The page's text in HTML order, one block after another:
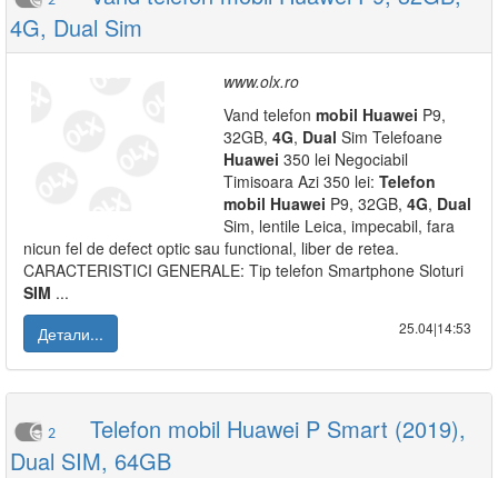
4G, Dual Sim
www.olx.ro
Vand telefon mobil Huawei P9,
32GB, 4G, Dual Sim Telefoane
Huawei 350 lei Negociabil
Timisoara Azi 350 lei: Telefon
mobil Huawei P9, 32GB, 4G, Dual
Sim, lentile Leica, impecabil, fara
nicun fel de defect optic sau functional, liber de retea.
CARACTERISTICI GENERALE: Tip telefon Smartphone Sloturi
SIM ...
Детали...
25.04|14:53
2
Telefon mobil Huawei P Smart (2019),
Dual SIM, 64GB